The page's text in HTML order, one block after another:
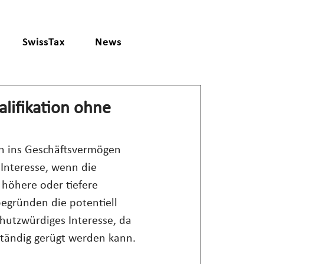
SwissTax News
ohne
ins Geschäftsvermögen
wenn die
oder tiefere
die potentiell
Interesse, da
gerügt werden kann.